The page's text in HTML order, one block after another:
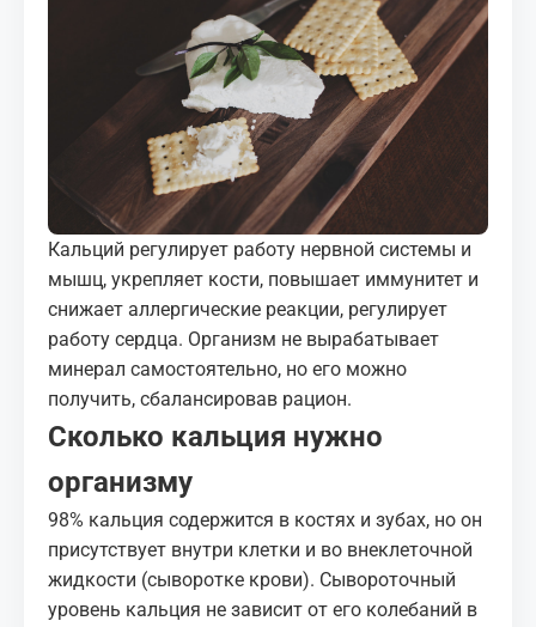
UZ-PIN
Кальций регулирует работу нервной системы и
мышц, укрепляет кости, повышает иммунитет и
снижает аллергические реакции, регулирует
работу сердца. Организм не вырабатывает
минерал самостоятельно, но его можно
получить, сбалансировав рацион.
Сколько кальция нужно
организму
98% кальция содержится в костях и зубах, но он
присутствует внутри клетки и во внеклеточной
жидкости (сыворотке крови). Сывороточный
уровень кальция не зависит от его колебаний в